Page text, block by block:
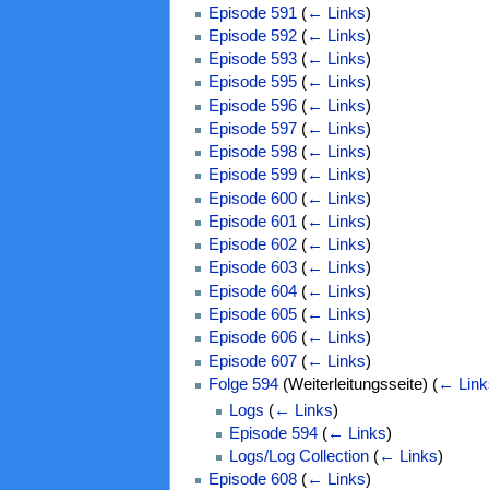
Episode 591 (← Links)
Episode 592 (← Links)
Episode 593 (← Links)
Episode 595 (← Links)
Episode 596 (← Links)
Episode 597 (← Links)
Episode 598 (← Links)
Episode 599 (← Links)
Episode 600 (← Links)
Episode 601 (← Links)
Episode 602 (← Links)
Episode 603 (← Links)
Episode 604 (← Links)
Episode 605 (← Links)
Episode 606 (← Links)
Episode 607 (← Links)
Folge 594(Weiterleitungsseite) (←
Logs (← Links)
Episode 594 (← Links)
Logs/Log Collection (← Links)
Episode 608 (← Links)